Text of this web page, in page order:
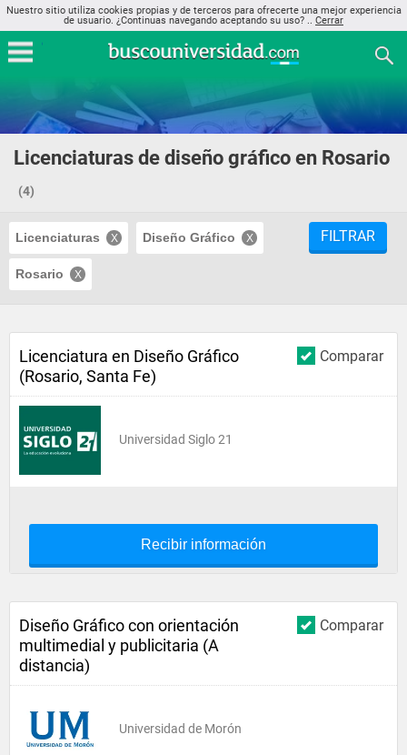
Nuestro sitio utiliza cookies propias y de terceros para ofrecerte una mejor experiencia
de usuario. ¿Continuas navegando aceptando su uso? .. Cerrar
Licenciaturas de diseño gráfico en Rosario
(4)
Licenciaturas Diseño Gráfico
Rosario
FILTRAR
Comparar
Licenciatura en Diseño Gráfico
(Rosario, Santa Fe)
Universidad Siglo 21
Recibir información
Comparar
Diseño Gráfico con orientación
multimedial y publicitaria (A
distancia)
Universidad de Morón